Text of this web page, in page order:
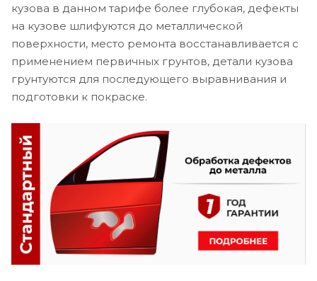
кузова в данном тарифе более глубокая, дефекты
на кузове шлифуются до металлической
поверхности, место ремонта восстанавливается с
применением первичных грунтов, детали кузова
грунтуются для последующего выравнивания и
подготовки к покраске.